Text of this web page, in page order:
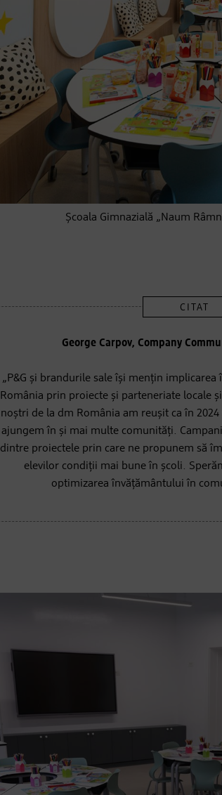
Școala Gimnazială „Naum
George Carpov, Company
„P&G și brandurile sale își mențin
România prin proiecte și parteneriate locale
noștri de la dm România am reușit ca în
ajungem în și mai multe comunități.
dintre proiectele prin care ne propunem să
elevilor condiții mai bune în școli.
optimizarea învățământului în